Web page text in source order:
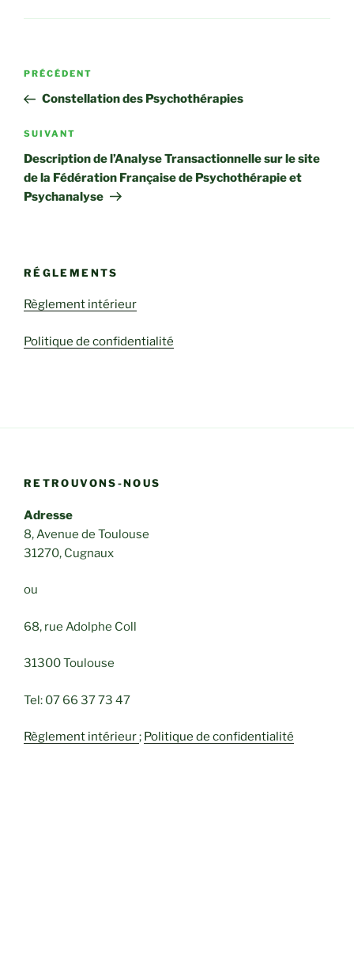
Navigation
l’article
Article
précédent
PRÉCÉDENT
Constellation des Psychothérapies
Article
suivant
SUIVANT
Description de l’Analyse Transactionnelle sur le site
de la Fédération Française de Psychothérapie et
Psychanalyse
RÉGLEMENTS
Règlement intérieur
Politique de confidentialité
RETROUVONS-NOUS
Adresse
8, Avenue de Toulouse
31270, Cugnaux
ou
68, rue Adolphe Coll
31300 Toulouse
Tel: 07 66 37 73 47
Règlement intérieur; Politique de confidentialité